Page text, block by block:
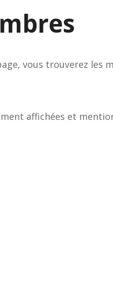
vous trouverez les
affichées et